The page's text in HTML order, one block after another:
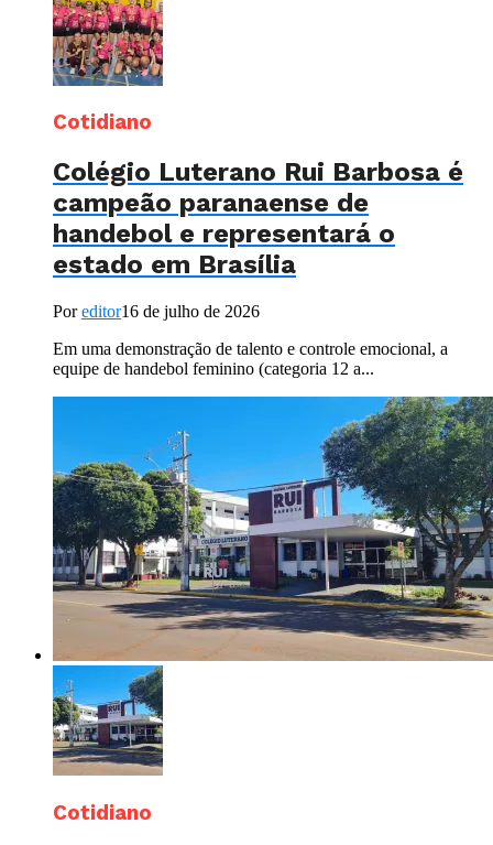
Cotidiano
Colégio Luterano Rui Barbosa é
campeão paranaense de
handebol e representará o
estado em Brasília
Poreditor16 de julho de 2026
Em uma demonstração de talento e controle emocional, a
equipe de handebol feminino (categoria 12 a...
Cotidiano